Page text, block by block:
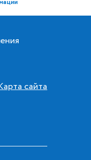
сайта